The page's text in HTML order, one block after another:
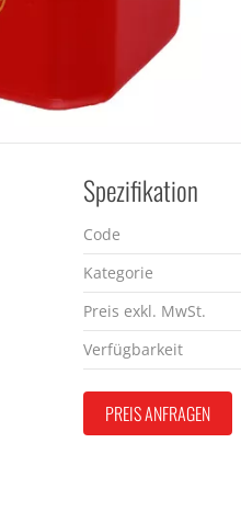
Spezifikation
Code
Kategorie
Preis exkl. MwSt.
Verfügbarkeit
PREIS ANFRAGEN